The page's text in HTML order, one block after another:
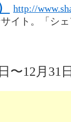
http://
イト。「シ
〜12月31